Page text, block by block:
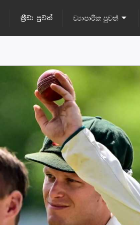
ක්‍රීඩා පුවත් ව්‍යාපාරික පුවත්